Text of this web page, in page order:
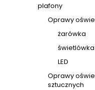
plafony
Oprawy
żarówka
świetlówka
LED
Oprawy
sztucznych